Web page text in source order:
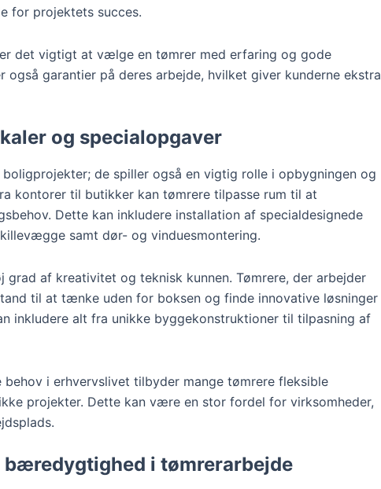
for projektets succes.
det vigtigt at vælge en tømrer med erfaring og gode
også garantier på deres arbejde, hvilket giver kunderne ekstra
og specialopgaver
de spiller også en vigtig rolle i opbygningen og
kontorer til butikker kan tømrere tilpasse rum til at
Dette kan inkludere installation af specialdesignede
samt dør- og vinduesmontering.
af kreativitet og teknisk kunnen. Tømrere, der arbejder
til at tænke uden for boksen og finde innovative løsninger
inkludere alt fra unikke byggekonstruktioner til tilpasning af
i erhvervslivet tilbyder mange tømrere fleksible
projekter. Dette kan være en stor fordel for virksomheder,
bæredygtighed i tømrerarbejde